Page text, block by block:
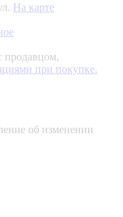
На карте
продавцом,
при покупке.
об изменении